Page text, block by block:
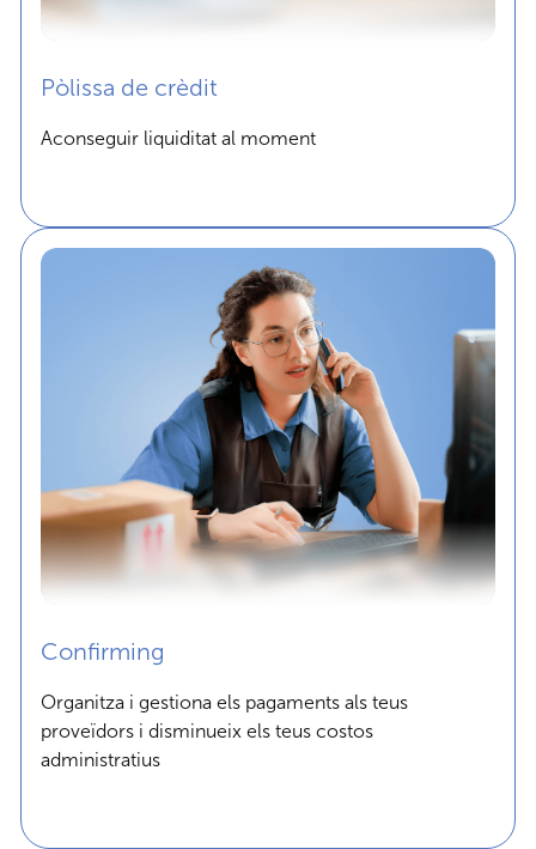
Pòlissa de crèdit
Aconseguir liquiditat al moment
Confirming
Organitza i gestiona els pagaments als teus
proveïdors i disminueix els teus costos
administratius